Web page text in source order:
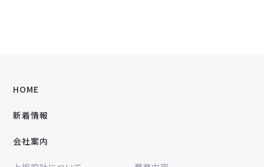
HOME
新着情報
会社案内